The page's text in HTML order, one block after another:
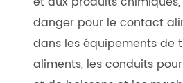
danger pour le contact
dans les équipements de
aliments, les conduits